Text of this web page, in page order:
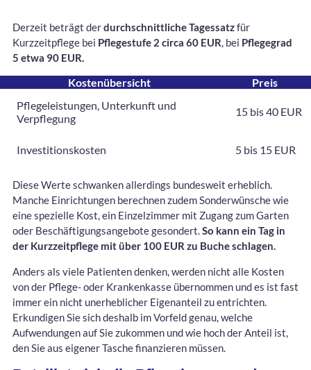
Derzeit beträgt derdurchschnittliche Tagessatzfür
Kurzzeitpflege bei Pflegestufe 2 circa 60 EUR, bei Pflegegrad
5 etwa 90 EUR.
Kostenübersicht
Preis
Pflegeleistungen, Unterkunft und
Verpflegung
15 bis 40 EUR
Investitionskosten 5 bis 15 EUR
Diese Werte schwanken allerdings bundesweit erheblich.
Manche Einrichtungen berechnen zudem Sonderwünsche wie
eine spezielle Kost, ein Einzelzimmer mit Zugang zum Garten
oder Beschäftigungsangebote gesondert.So kann ein Tag in
der Kurzzeitpflege mit über 100 EUR zu Buche schlagen.
Anders als viele Patienten denken, werden nicht alle Kosten
von der Pflege- oder Krankenkasse übernommen und es ist fast
immer ein nicht unerheblicher Eigenanteil zu entrichten.
Erkundigen Sie sich deshalb im Vorfeld genau, welche
Aufwendungen auf Sie zukommen und wie hoch der Anteil ist,
den Sie aus eigener Tasche finanzieren müssen.